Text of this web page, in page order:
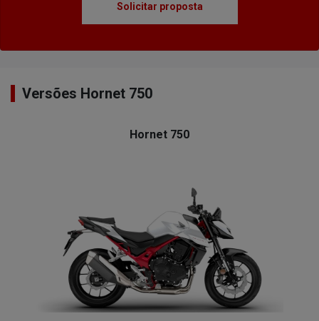
Solicitar proposta
Versões Hornet 750
Hornet 750